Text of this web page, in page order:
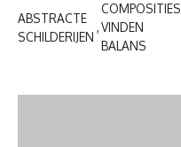
ABSTRACTE
SCHILDERIJEN
COMPOSITIES
VINDEN
BALANS